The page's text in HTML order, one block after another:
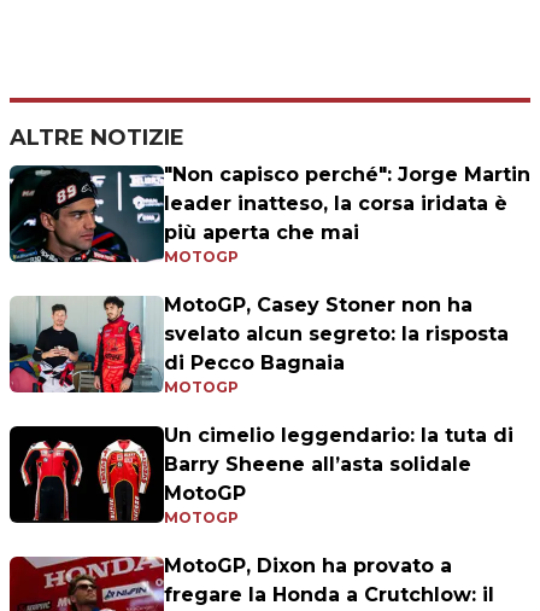
ALTRE NOTIZIE
"Non capisco perché": Jorge Martin
leader inatteso, la corsa iridata è
più aperta che mai
MOTOGP
MotoGP, Casey Stoner non ha
svelato alcun segreto: la risposta
di Pecco Bagnaia
MOTOGP
Un cimelio leggendario: la tuta di
Barry Sheene all’asta solidale
MotoGP
MOTOGP
MotoGP, Dixon ha provato a
fregare la Honda a Crutchlow: il